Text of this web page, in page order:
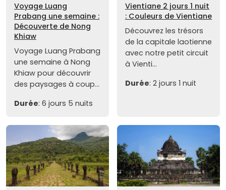
Voyage Luang
Prabang une semaine :
Découverte de Nong
Khiaw
Voyage Luang Prabang
une semaine à Nong
Khiaw pour découvrir
des paysages à coup...
Durée: 6 jours 5 nuits
Vientiane 2 jours 1 nuit
: Couleurs de Vientiane
Découvrez les trésors
de la capitale laotienne
avec notre petit circuit
à Vienti...
Durée: 2 jours 1 nuit